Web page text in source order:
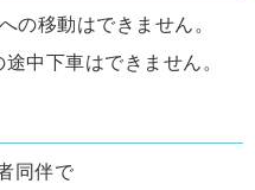
の移動はできません。
中下車はできません。
同伴で